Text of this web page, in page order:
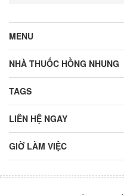
MENU
NHÀ THUỐC HỒNG NHUNG
TAGS
LIÊN HỆ NGAY
GIỜ LÀM VIỆC